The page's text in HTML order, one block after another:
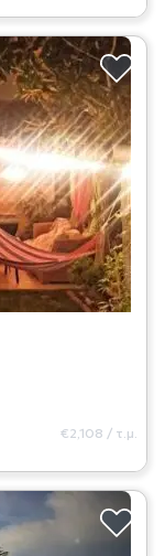
€2,108 / τ.μ.